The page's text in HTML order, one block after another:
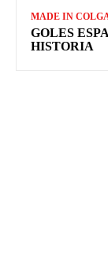
MADE IN
GOLES
HISTORIA